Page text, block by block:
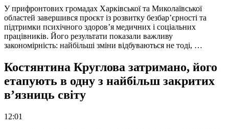
У прифронтових громадах Харківської та Миколаївської
областей завершився проєкт із розвитку безбар’єрності та
підтримки психічного здоров’я медичних і соціальних
працівників. Його результати показали важливу
закономірність: найбільші зміни відбуваються не тоді, …
Костянтина Круглова затримано, його
етапують в одну з найбільш закритих
в’язниць світу
12:01